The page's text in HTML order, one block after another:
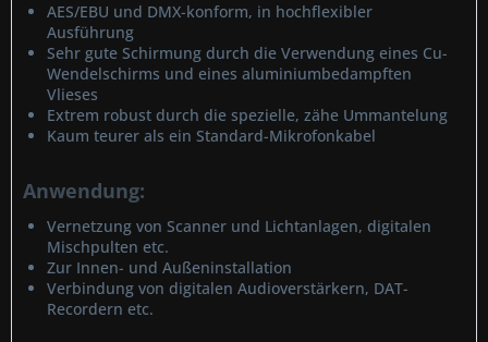
AES/EBU und DMX-konform, in hochflexibler
Ausführung
Sehr gute Schirmung durch die Verwendung eines Cu-
Wendelschirms und eines aluminiumbedampften
Vlieses
Extrem robust durch die spezielle, zähe Ummantelung
Kaum teurer als ein Standard-Mikrofonkabel
Anwendung:
Vernetzung von Scanner und Lichtanlagen, digitalen
Mischpulten etc.
Zur Innen- und Außeninstallation
Verbindung von digitalen Audioverstärkern, DAT-
Recordern etc.